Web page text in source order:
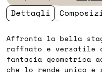
Dettagli
Affronta la bella
raffinato e versatile
fantasia geometrica
che lo rende unico